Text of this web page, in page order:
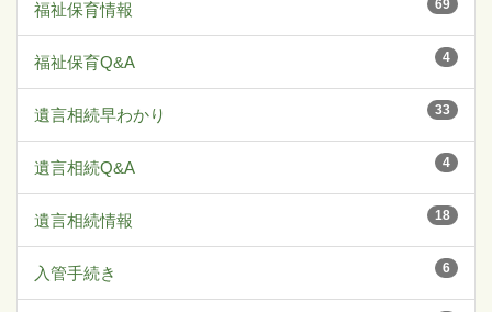
69
福祉保育情報
4
福祉保育Q&A
33
遺言相続早わかり
4
遺言相続Q&A
18
遺言相続情報
6
入管手続き